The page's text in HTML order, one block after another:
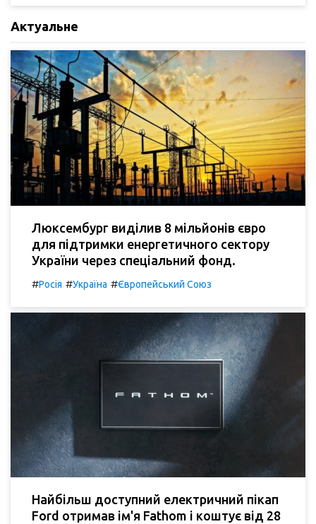
Актуальне
Люксембург виділив 8 мільйонів євро
для підтримки енергетичного сектору
України через спеціальний фонд.
#Росія #Україна #Європейський Союз
Найбільш доступний електричний пікап
Ford отримав ім'я Fathom і коштує від 28